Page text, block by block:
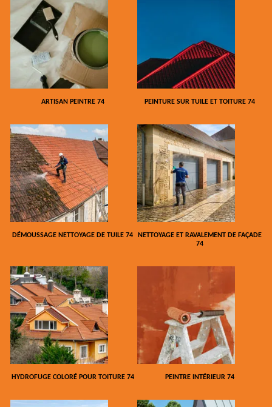
ARTISAN PEINTRE 74 PEINTURE SUR TUILE ET TOITURE 74
DÉMOUSSAGE NETTOYAGE DE TUILE 74
NETTOYAGE ET RAVALEMENT DE FAÇADE
74
HYDROFUGE COLORÉ POUR TOITURE 74 PEINTRE INTÉRIEUR 74